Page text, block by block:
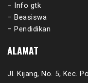
– Info gtk
– Beasiswa
– Pendidikan
ALAMAT
Jl. Kijang, No. 5, Kec.